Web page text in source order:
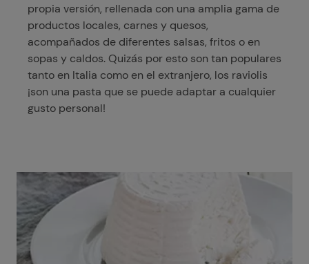
propia versión, rellenada con una amplia gama de
productos locales, carnes y quesos,
acompañados de diferentes salsas, fritos o en
sopas y caldos. Quizás por esto son tan populares
tanto en Italia como en el extranjero, los raviolis
¡son una pasta que se puede adaptar a cualquier
gusto personal!